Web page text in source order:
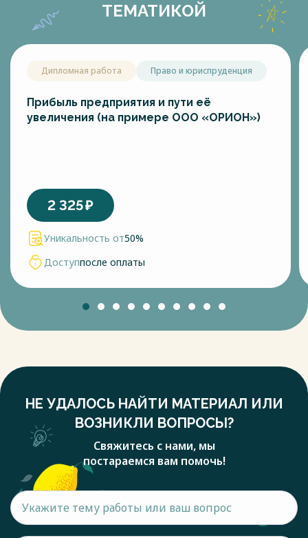
ТЕМАТИКОЙ
Дипломная работа Право и юриспруденция
Прибыль предприятия и пути её
увеличения (на примере ООО «ОРИОН»)
2 325₽
Уникальность от50%
Доступпосле оплаты
НЕ УДАЛОСЬ НАЙТИ МАТЕРИАЛ ИЛИ
ВОЗНИКЛИ ВОПРОСЫ?
Свяжитесь с нами, мы
постараемся вам помочь!